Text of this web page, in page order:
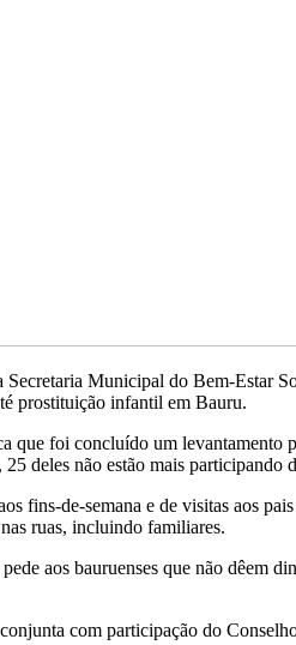
Municipal do Bem-Estar
prostituição infantil em Bauru.
foi concluído um
deles não estão mais participando
fins-de-semana e de visitas aos
ruas, incluindo familiares.
aos bauruenses que não
com participação do